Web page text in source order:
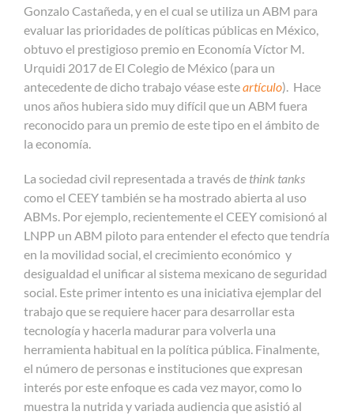
Gonzalo Castañeda, y en el cual se utiliza un ABM para
evaluar las prioridades de políticas públicas en México,
obtuvo el prestigioso premio en Economía Víctor M.
Urquidi 2017 de El Colegio de México (para un
antecedente de dicho trabajo véase esteartículo). Hace
unos años hubiera sido muy difícil que un ABM fuera
reconocido para un premio de este tipo en el ámbito de
la economía.
La sociedad civil representada a través de think tanks
como el CEEY también se ha mostrado abierta al uso
ABMs. Por ejemplo, recientemente el CEEY comisionó al
LNPP un ABM piloto para entender el efecto que tendría
en la movilidad social, el crecimiento económico y
desigualdad el unificar al sistema mexicano de seguridad
social. Este primer intento es una iniciativa ejemplar del
trabajo que se requiere hacer para desarrollar esta
tecnología y hacerla madurar para volverla una
herramienta habitual en la política pública. Finalmente,
el número de personas e instituciones que expresan
interés por este enfoque es cada vez mayor, como lo
muestra la nutrida y variada audiencia que asistió al